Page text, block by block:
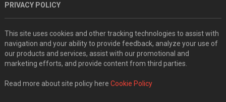
PRIVACY POLICY
This site uses cookies and other tracking technologies to assist with
navigation and your ability to provide feedback, analyze your use of
our products and services, assist with our promotional and
marketing efforts, and provide content from third parties.
Read more about site policy here Cookie Policy